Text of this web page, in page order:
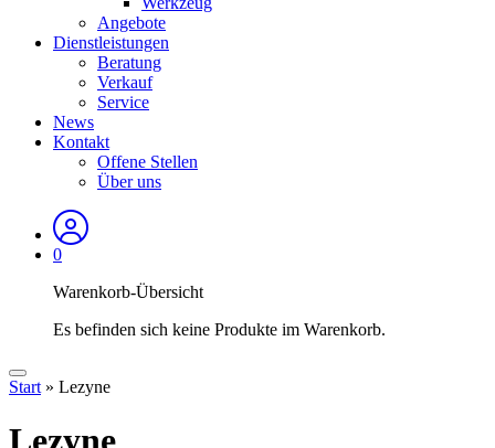
Angebote
Dienstleistungen
Beratung
Verkauf
Service
News
Kontakt
Offene Stellen
Über uns
0
Warenkorb-Übersicht
Es befinden sich keine Produkte im Warenkorb.
Start » Lezyne